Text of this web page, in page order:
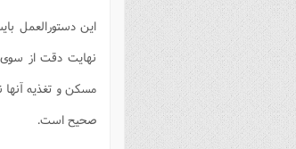
این دستورالعمل
نهایت دقت از
مسکن و تغذیه آنها
صحیح است.